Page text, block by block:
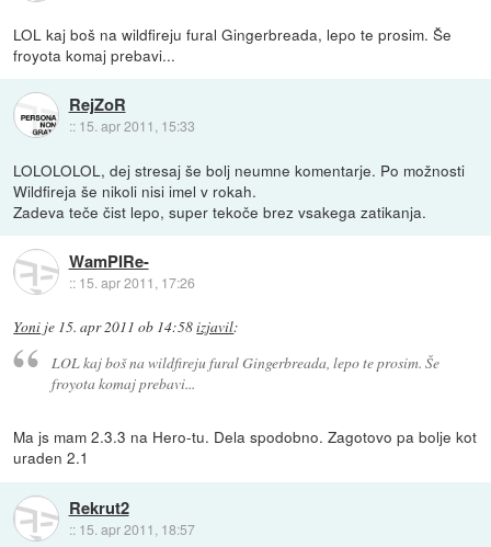
LOL kaj boš na wildfireju fural Gingerbreada, lepo te prosim. Še
froyota komaj prebavi...
RejZoR
:: 15. apr 2011, 15:33
LOLOLOLOL, dej stresaj še bolj neumne komentarje. Po možnosti
Wildfireja še nikoli nisi imel v rokah.
Zadeva teče čist lepo, super tekoče brez vsakega zatikanja.
WamPIRe-
:: 15. apr 2011, 17:26
Yoni je 15. apr 2011 ob 14:58izjavil:
LOL kaj boš na wildfireju fural Gingerbreada, lepo te prosim. Še
froyota komaj prebavi...
Ma js mam 2.3.3 na Hero-tu. Dela spodobno. Zagotovo pa bolje kot
uraden 2.1
Rekrut2
:: 15. apr 2011, 18:57